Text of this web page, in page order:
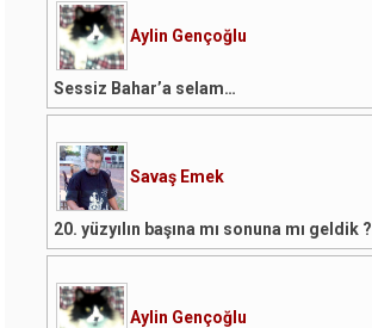
Aylin Gençoğlu
Sessiz Bahar’a selam…
Savaş Emek
20. yüzyılın başına mı sonuna mı geldik ?
Aylin Gençoğlu